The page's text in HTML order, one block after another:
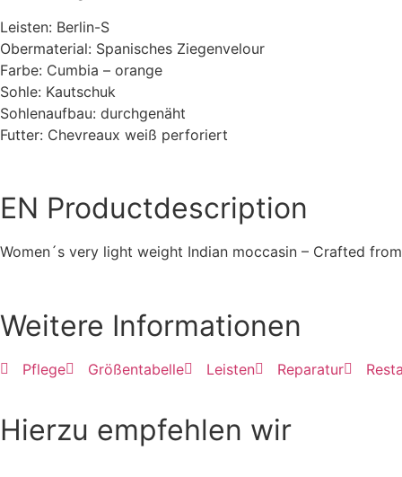
Leisten: Berlin-S
Obermaterial: Spanisches Ziegenvelour
Farbe: Cumbia – orange
Sohle: Kautschuk
Sohlenaufbau: durchgenäht
Futter: Chevreaux weiß perforiert
EN Productdescription
Women´s very light weight Indian moccasin – Crafted
Weitere Informationen
Pflege Größentabelle Leisten Reparatur
Hierzu empfehlen wir